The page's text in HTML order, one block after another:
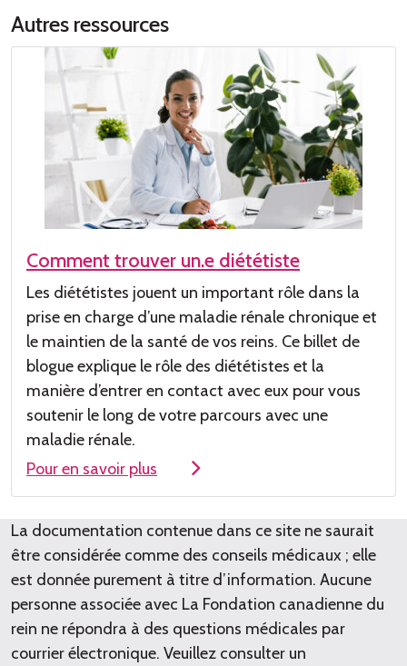
Autres ressources
Comment trouver un.e diététiste
Les diététistes jouent un important rôle dans la
prise en charge d’une maladie rénale chronique et
le maintien de la santé de vos reins. Ce billet de
blogue explique le rôle des diététistes et la
manière d’entrer en contact avec eux pourvous
soutenir le long de votre parcours avec une
maladie rénale.
Pour en savoir plus
La documentation contenue dans ce site ne saurait
être considérée comme des conseils médicaux ; elle
est donnée purement à titre d’information. Aucune
personne associée avec La Fondation canadienne du
rein ne répondra à des questions médicales par
courrier électronique. Veuillez consulter un